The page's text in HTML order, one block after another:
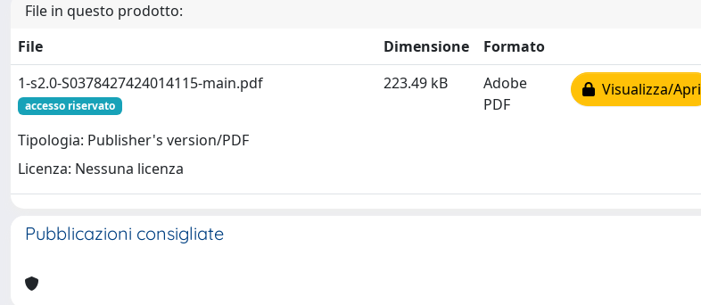
File in questo prodotto:
File
Dimensione
Formato
1-s2.0-S0378427424014115-main.pdf
accesso riservato
Tipologia: Publisher's version/PDF
Licenza: Nessuna licenza
223.49 kB
Adobe
PDF
Visualizza/Apri
Pubblicazioni consigliate